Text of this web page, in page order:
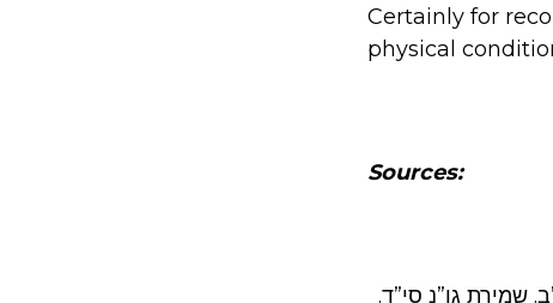
Certainly for
physical
Sources:
שמירת גו”נ סי”ד.